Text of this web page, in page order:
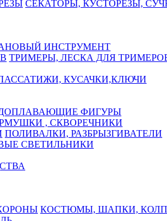
СЕКАТОРЫ, КУСТОРЕЗЫ,
ИНСТРУМЕНТ
ТРИМЕРЫ, ЛЕСКА ДЛЯ
КУСАЧКИ,КЛЮЧИ
ФИГУРЫ
, СКВОРЕЧНИКИ
ПОЛИВАЛКИ, РАЗБРЫЗГИВАТЕЛИ
СВЕТИЛЬНИКИ
КОСТЮМЫ, ШАПКИ,